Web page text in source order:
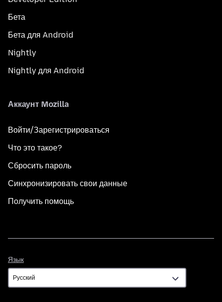
Бета
Бета для Android
Nightly
Nightly для Android
Аккаунт Mozilla
Войти/Зарегистрироваться
Что это такое?
Сбросить пароль
Синхронизировать свои данные
Получить помощь
Язык